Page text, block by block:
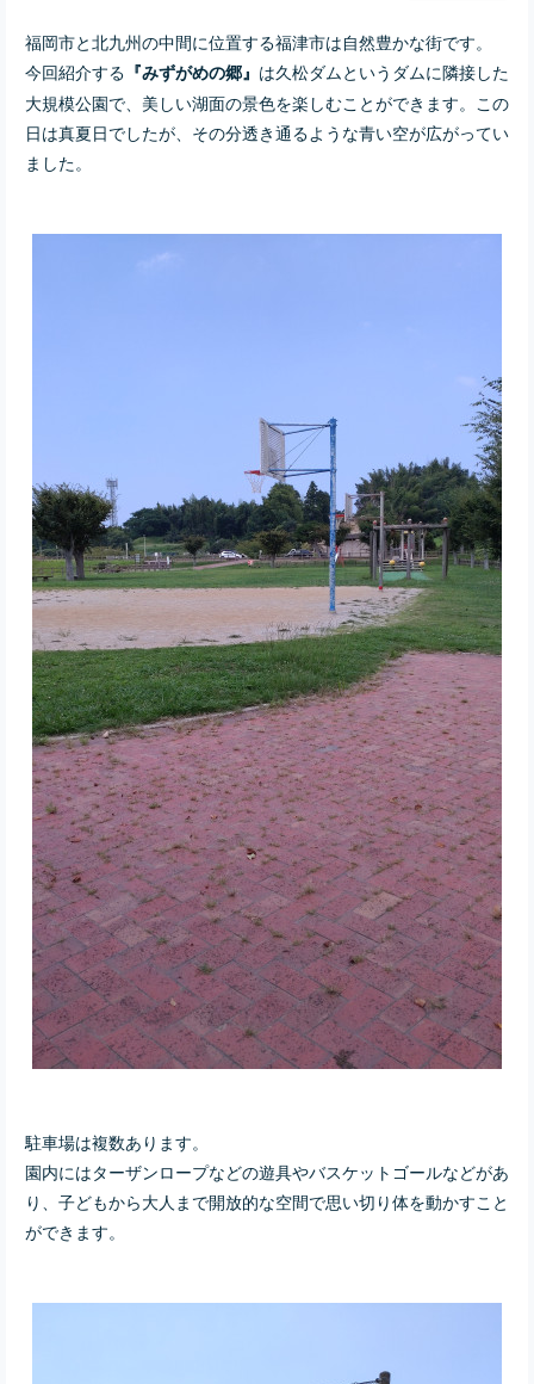
福岡市と北九州の中間に位置する福津市は自然豊かな街です。
今回紹介する 『みずがめの郷』 は久松ダムというダムに隣接した
大規模公園で、美しい湖面の景色を楽しむことができます。この
日は真夏日でしたが、その分透き通るような青い空が広がってい
ました。
駐車場は複数あります。
園内にはターザンロープなどの遊具やバスケットゴールなどがあ
り、子どもから大人まで開放的な空間で思い切り体を動かすこと
ができます。